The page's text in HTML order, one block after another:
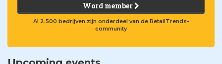
Word member
Al 2.500 bedrijven zijn onderdeel van de RetailTrends-
community